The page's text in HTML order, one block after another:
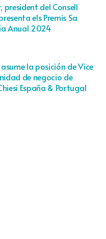
president del Consell
els Premis Sa
Anual 2024
la posición de Vice
de negocio de
España & Portugal